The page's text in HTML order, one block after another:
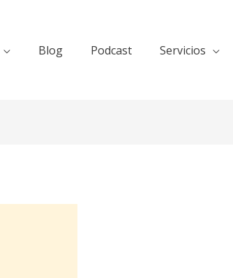
Blog Podcast Servicios